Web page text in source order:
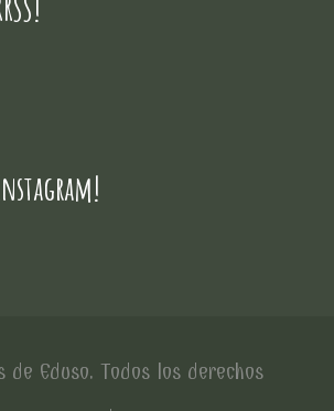
Eduso. Todos los derechos